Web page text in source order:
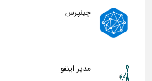
چینپرس
مدیر اینفو